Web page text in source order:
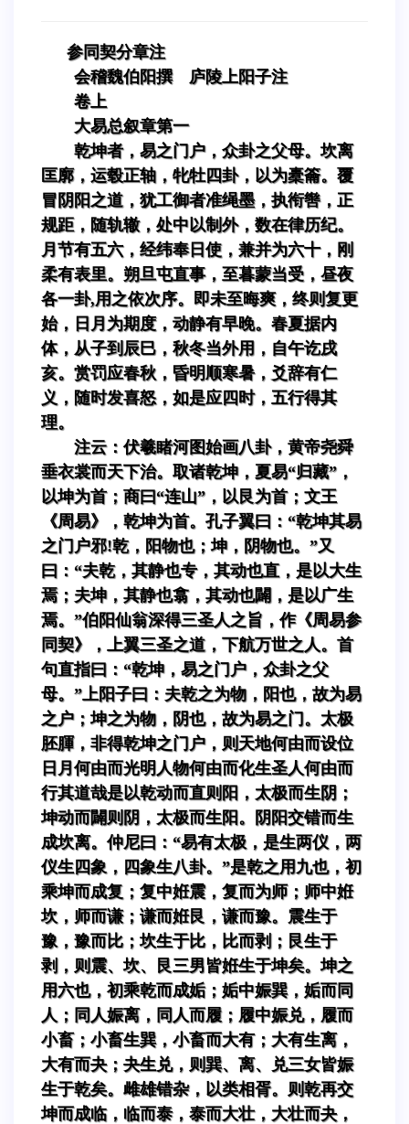
参同契分章注
会稽魏伯阳撰 庐陵上阳子注
卷上
大易总叙章第一
乾坤者，易之门户，众卦之父母。坎离
匡廓，运毂正轴，牝牡四卦，以为橐籥。覆
冒阴阳之道，犹工御者准绳墨，执衔辔，正
规距，随轨辙，处中以制外，数在律历纪。
月节有五六，经纬奉日使，兼并为六十，刚
柔有表里。朔旦屯直事，至暮蒙当受，昼夜
各一卦,用之依次序。即未至晦爽，终则复更
始，日月为期度，动静有早晚。春夏据内
体，从子到辰巳，秋冬当外用，自午讫戌
亥。赏罚应春秋，昏明顺寒暑，爻辞有仁
义，随时发喜怒，如是应四时，五行得其
理。
注云：伏羲睹河图始画八卦，黄帝尧舜
垂衣裳而天下治。取诸乾坤，夏易“归藏”，
以坤为首；商曰“连山”，以艮为首；文王
《周易》，乾坤为首。孔子翼曰：“乾坤其易
之门户邪!乾，阳物也；坤，阴物也。”又
曰：“夫乾，其静也专，其动也直，是以大生
焉；夫坤，其静也翕，其动也闢，是以广生
焉。”伯阳仙翁深得三圣人之旨，作《周易参
同契》，上翼三圣之道，下航万世之人。首
句直指曰：“乾坤，易之门户，众卦之父
母。”上阳子曰：夫乾之为物，阳也，故为易
之户；坤之为物，阴也，故为易之门。太极
胚腪，非得乾坤之门户，则天地何由而设位
日月何由而光明人物何由而化生圣人何由而
行其道哉是以乾动而直则阳，太极而生阴；
坤动而闢则阴，太极而生阳。阴阳交错而生
成坎离。仲尼曰：“易有太极，是生两仪，两
仪生四象，四象生八卦。”是乾之用九也，初
乘坤而成复；复中姙震，复而为师；师中姙
坎，师而谦；谦而姙艮，谦而豫。震生于
豫，豫而比；坎生于比，比而剥；艮生于
剥，则震、坎、艮三男皆姙生于坤矣。坤之
用六也，初乘乾而成姤；姤中娠巽，姤而同
人；同人娠离，同人而履；履中娠兑，履而
小畜；小畜生巽，小畜而大有；大有生离，
大有而夬；夬生兑，则巽、离、兑三女皆娠
生于乾矣。雌雄错杂，以类相胥。则乾再交
坤而成临，临而泰，泰而大壮，大壮而夬，